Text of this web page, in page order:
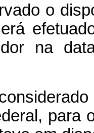
o
na
para